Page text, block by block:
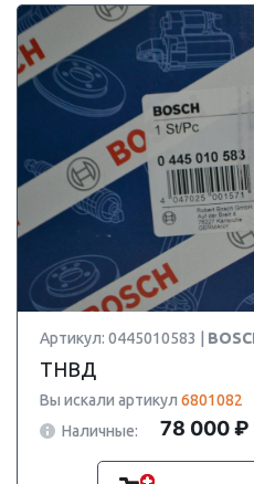
Артикул: 0445010583 |
ТНВД
Вы искали артикул 6801082
Наличные:
78 000 ₽